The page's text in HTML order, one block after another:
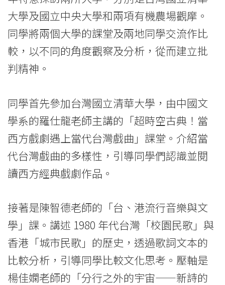
息
國
際
學
院
香
港
浸
會
大
學
大學及國立中央大學和兩項有機農場觀摩。
同學將兩個大學的課堂及兩地同學交流作比
較，以不同的角度觀察及分析，從而建立批
判精神。
同學首先參加台灣國立清華大學，由中國文
學系的羅仕龍老師主講的「超時空古典！當
西方戲劇遇上當代台灣戲曲」課堂。介紹當
代台灣戲曲的多樣性，引導同學們認識並閱
讀西方經典戲劇作品。
接著是陳智德老師的「台、港流行音樂與文
學」課。講述 1980 年代台灣「校園民歌」與
香港「城市民歌」的歷史，透過歌詞文本的
比較分析，引導同學比較文化思考。壓軸是
楊佳嫻老師的「分行之外的宇宙——新詩的